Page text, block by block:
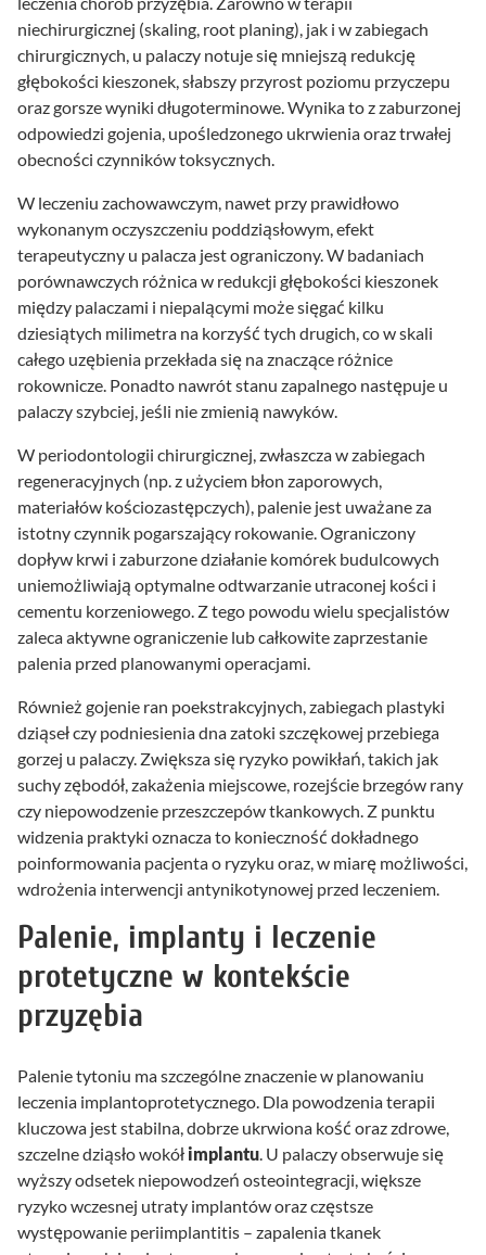
niechirurgicznej (skaling, root planing), jak i w zabiegach
chirurgicznych, u palaczy notuje się mniejszą redukcję
głębokości kieszonek, słabszy przyrost poziomu przyczepu
oraz gorsze wyniki długoterminowe. Wynika to z zaburzonej
odpowiedzi gojenia, upośledzonego ukrwienia oraz trwałej
obecności czynników toksycznych.
W leczeniu zachowawczym, nawet przy prawidłowo
wykonanym oczyszczeniu poddziąsłowym, efekt
terapeutyczny u palacza jest ograniczony. W badaniach
porównawczych różnica w redukcji głębokości kieszonek
między palaczami i niepalącymi może sięgać kilku
dziesiątych milimetra na korzyść tych drugich, co w skali
całego uzębienia przekłada się na znaczące różnice
rokownicze. Ponadto nawrót stanu zapalnego następuje u
palaczy szybciej, jeśli nie zmienią nawyków.
W periodontologii chirurgicznej, zwłaszcza w zabiegach
regeneracyjnych (np. z użyciem błon zaporowych,
materiałów kościozastępczych), palenie jest uważane za
istotny czynnik pogarszający rokowanie. Ograniczony
dopływ krwi i zaburzone działanie komórek budulcowych
uniemożliwiają optymalne odtwarzanie utraconej kości i
cementu korzeniowego. Z tego powodu wielu specjalistów
zaleca aktywne ograniczenie lub całkowite zaprzestanie
palenia przed planowanymi operacjami.
Również gojenie ran poekstrakcyjnych, zabiegach plastyki
dziąseł czy podniesienia dna zatoki szczękowej przebiega
gorzej u palaczy. Zwiększa się ryzyko powikłań, takich jak
suchy zębodół, zakażenia miejscowe, rozejście brzegów rany
czy niepowodzenie przeszczepów tkankowych. Z punktu
widzenia praktyki oznacza to konieczność dokładnego
poinformowania pacjenta o ryzyku oraz, w miarę możliwości,
wdrożenia interwencji antynikotynowej przed leczeniem.
Palenie, implanty i leczenie
protetyczne w kontekście
przyzębia
Palenie tytoniu ma szczególne znaczenie w planowaniu
leczenia implantoprotetycznego. Dla powodzenia terapii
kluczowa jest stabilna, dobrze ukrwiona kość oraz zdrowe,
szczelne dziąsło wokółimplantu. U palaczy obserwuje się
wyższy odsetek niepowodzeń osteointegracji, większe
ryzyko wczesnej utraty implantów oraz częstsze
występowanie periimplantitis – zapalenia tkanek